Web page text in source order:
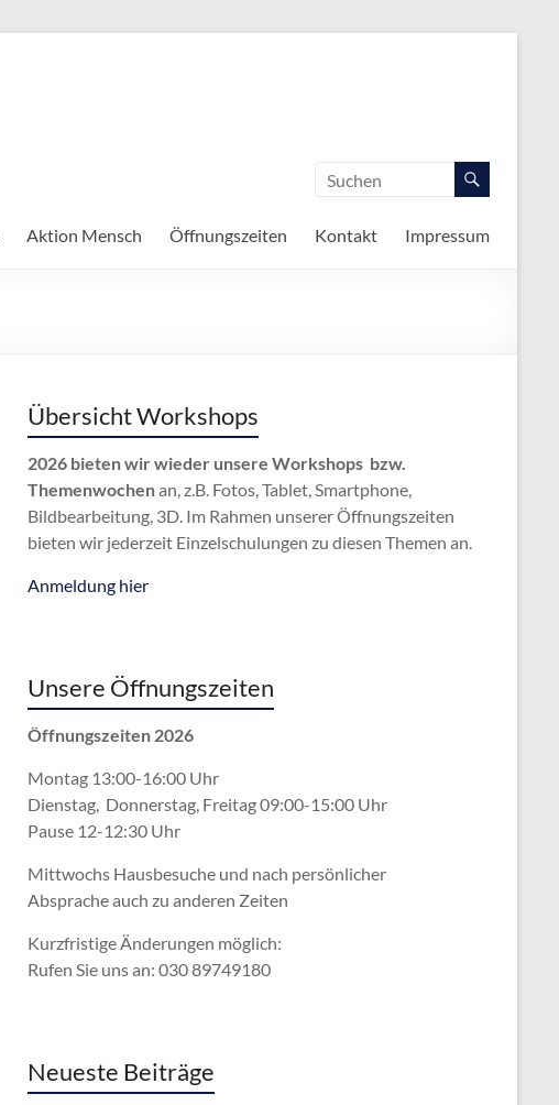
Aktion Mensch Öffnungszeiten Kontakt Impressum
Übersicht Workshops
2026 bieten wir wieder unsere Workshops bzw.
Themenwochenan, z.B. Fotos, Tablet, Smartphone,
Bildbearbeitung, 3D. Im Rahmen unserer Öffnungszeiten
bieten wir jederzeit Einzelschulungen zu diesen Themen an.
Anmeldung hier
Unsere Öffnungszeiten
Öffnungszeiten 2026
Montag 13:00-16:00 Uhr
Dienstag, Donnerstag, Freitag 09:00-15:00 Uhr
Pause 12-12:30 Uhr
Mittwochs Hausbesuche und nach persönlicher
Abspracheauch zu anderen Zeiten
Kurzfristige Änderungen möglich:
Rufen Sie uns an: 030 89749180
Neueste Beiträge